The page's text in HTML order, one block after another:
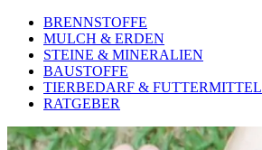
BRENNSTOFFE
MULCH & ERDEN
STEINE & MINERALIEN
BAUSTOFFE
TIERBEDARF & FUTTERMITTEL
RATGEBER